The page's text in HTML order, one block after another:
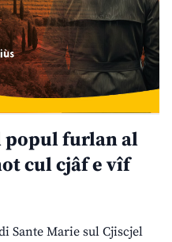
popul furlan al
cul cjâf e vîf
Sante Marie sul Cjiscjel